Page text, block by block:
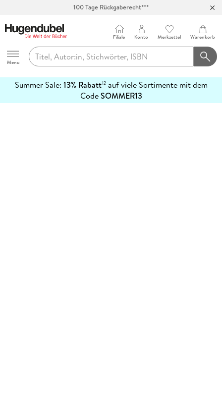
100 Tage Rückgaberecht***
Hugendubel
Menu
Filiale Konto Merkzettel Warenkorb
Summer Sale: 13% Rabatt12auf viele Sortimente mit dem
CodeSOMMER13
erfahren